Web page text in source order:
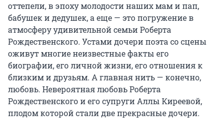
оттепели, в эпоху молодости наших мам и пап,
бабушек и дедушек, а еще — это погружение в
атмосферу удивительной семьи Роберта
Рождественского. Устами дочери поэта со сцены
оживут многие неизвестные факты его
биографии, его личной жизни, его отношения к
близким и друзьям. А главная нить — конечно,
любовь. Невероятная любовь Роберта
Рождественского и его супруги Аллы Киреевой,
плодом которой стали две прекрасные дочери.